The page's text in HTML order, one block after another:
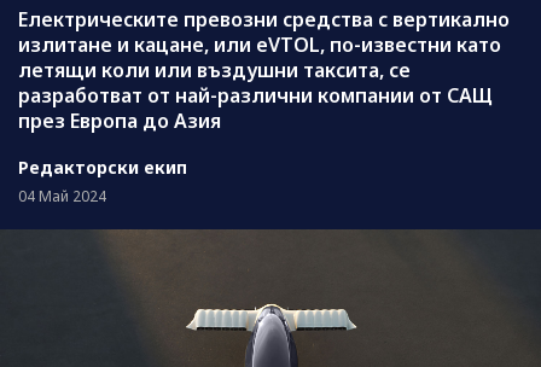
Електрическите превозни средства с вертикално
излитане и кацане, или eVTOL, по-известни като
летящи коли или въздушни таксита, се
разработват от най-различни компании от САЩ
през Европа до Азия
Редакторски екип
04 Май 2024